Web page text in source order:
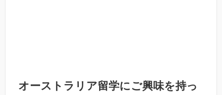
オーストラリア留学にご興味を持っ